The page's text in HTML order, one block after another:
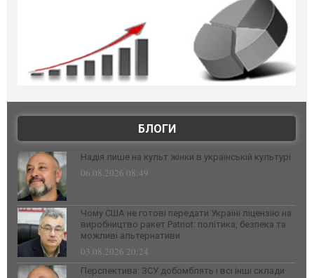
БЛОГИ
Надія лише на культ жінки в українській культурі
06.08.2026 08:49
Чому США не готові передати Україні ліцензію на
виробництво ракет Patriot: політика, безпека та
можливі альтернативи
03.08.2026 20:24
Перспектива: ЗСУ добомблять і всі інші склади